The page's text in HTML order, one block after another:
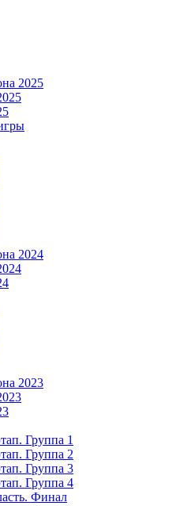
2025
2024
2023
Группа 1
Группа 2
Группа 3
Группа 4
Финал